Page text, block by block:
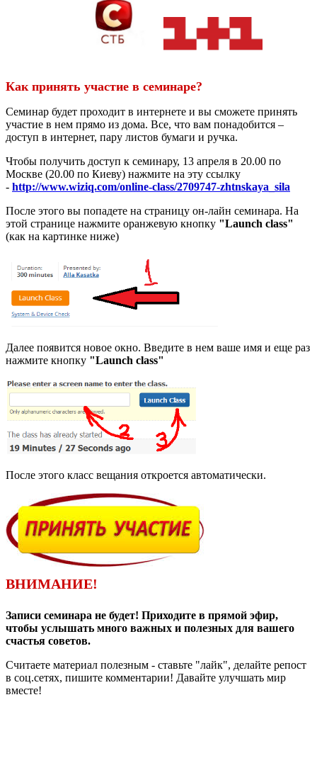
Как принять участие в семинаре?
Семинар будет проходит в интернете и вы сможете принять
участие в нем прямо из дома. Все, что вам понадобится –
доступ в интернет, пару листов бумаги и ручка.
Чтобы получить доступ к семинару, 13 апреля в 20.00 по
Москве (20.00 по Киеву) нажмите на эту ссылку
- http://www.wiziq.com/online-class/2709747-zhtnskaya_sila
После этого вы попадете на страницу он-лайн семинара. На
этой странице нажмите оранжевую кнопку "Launch class"
(как на картинке ниже)
Далее появится новое окно. Введите в нем ваше имя и еще раз
нажмите кнопку "Launch class"
После этого класс вещания откроется автоматически.
ВНИМАНИЕ!
Записи семинара не будет! Приходите в прямой эфир,
чтобы услышать много важных и полезных для вашего
счастья советов.
Считаете материал полезным - ставьте "лайк", делайте репост
в соц.сетях, пишите комментарии! Давайте улучшать мир
вместе!